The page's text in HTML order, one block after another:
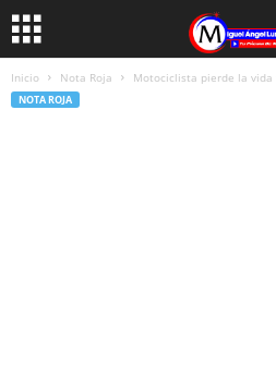
Inicio Nota Roja Motociclista pierde la
NOTA ROJA